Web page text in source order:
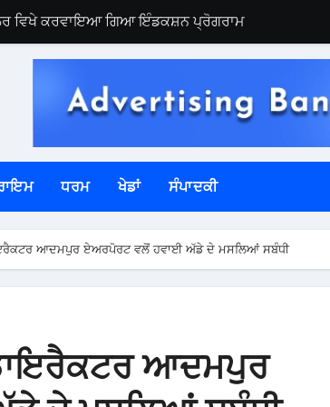
ਵਿਖੇ ਕਰਵਾਇਆ ਗਿਆ ਇੰਡਕਸ਼ਨ ਪ੍ਰੋਗਰਾਮ
ਵੱਜੋ ਪੁੱਜੇ ਬੀਬੀ ਗੁਰਿੰਦਰ ਕੌਰ ਭੁੱਲਰ
ਦਾ ਛਾਪਾ – ਭਾਰੀ ਮਾਤਰਾ ‘ਚ ਨਜਾਇਜ਼ ਸ਼ਰਾਬ ਬਰਾਮਦ
ਨੂੰ ਪ੍ਰਵਾਨਗੀ, ਕੁੱਲ ਪੋਲਿੰਗ ਸਟੇਸ਼ਨ 1997 ਹੋਏ
ਜ਼ਿਲ੍ਹਾ ਪੱਧਰੀ ਮੈਰਾਥਨ ’ਚ ਦੌੜੇ ਨੌਜਵਾਨ
ਧਰਮ ਖੇਡਾਂ ਸੰਪਾਦਕੀ
ਆਦਮਪੁਰ ਏਅਰਪੋਰਟ ਵਲੋਂ ਹਵਾਈ ਅੱਡੇ ਦੇ ਮਸਲਿਆਂ ਸਬੰਧੀ
ਆਦਮਪੁਰ